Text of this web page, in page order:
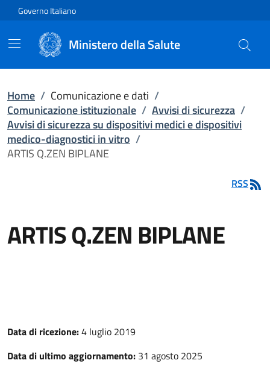
Vai direttamente al contenuto
Governo Italiano
Ministero della Salute
Home / Comunicazione e dati /
Comunicazione istituzionale / Avvisi di sicurezza /
Avvisi di sicurezza su dispositivi medici e dispositivi
medico-diagnostici in vitro /
ARTIS Q.ZEN BIPLANE
RSS
ARTIS Q.ZEN BIPLANE
Data di ricezione:4 luglio 2019
Data di ultimo aggiornamento: 31 agosto 2025